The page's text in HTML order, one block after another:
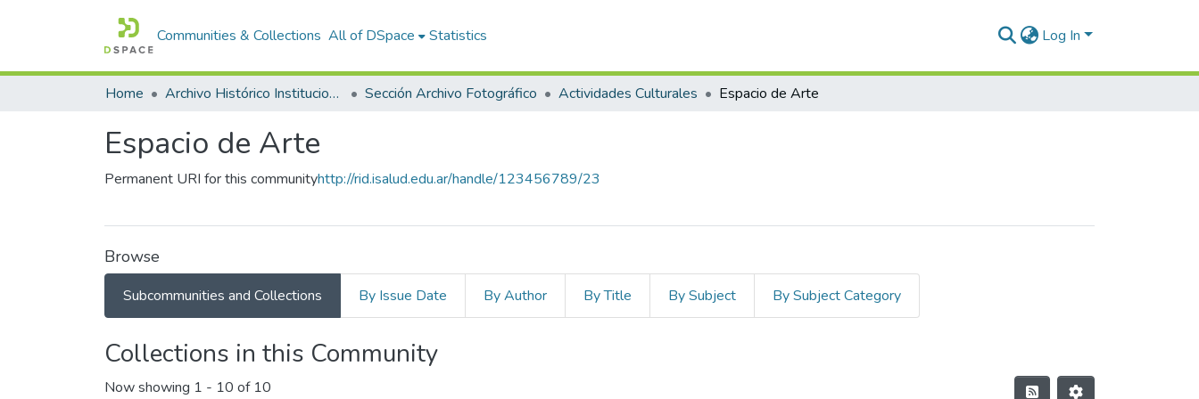
Communities & Collections All of DSpace Statistics Log In
Home Archivo Histórico Institucional Sección Archivo Fotográfico Actividades Culturales Espacio de Arte
Espacio de Arte
Permanent URI for this communityhttp://rid.isalud.edu.ar/handle/123456789/23
Browse
Subcommunities and Collections By Issue Date By Author By Title By Subject By Subject Category
Collections in this Community
Now showing 1 - 10 of 10